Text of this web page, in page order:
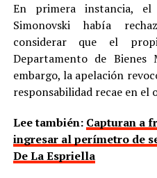
En primera instancia,
Simonovski había
considerar que el
Departamento de Bienes
embargo, la apelación
responsabilidad recae en el
Lee también: Capturan a
ingresar al perímetro de
De La Espriella